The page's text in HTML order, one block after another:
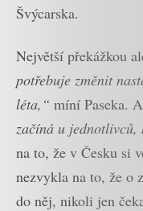
Švýcarska.
Největší překážkou
potřebuje změnit
léta,“ míní Paseka.
začíná u
na to, že v Česku si
nezvykla na to, že o
do něj, nikoli jen